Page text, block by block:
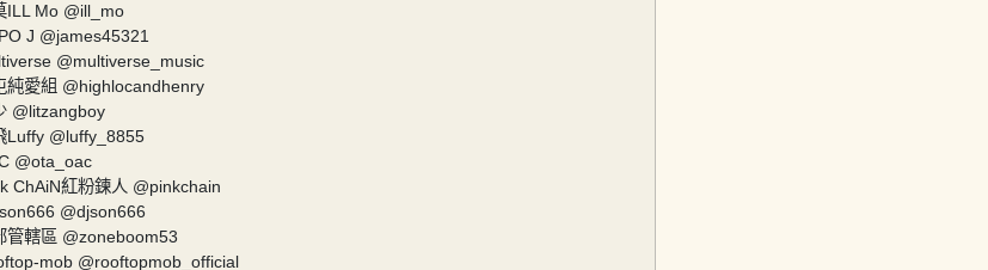
ILL Mo @ill_mo
J @james45321
@multiverse_music
純愛組 @highlocandhenry
@litzangboy
Luffy @luffy_8855
@ota_oac
ChAiN紅粉鍊人 @pinkchain
@djson666
管轄區 @zoneboom53
mob @rooftopmob_official